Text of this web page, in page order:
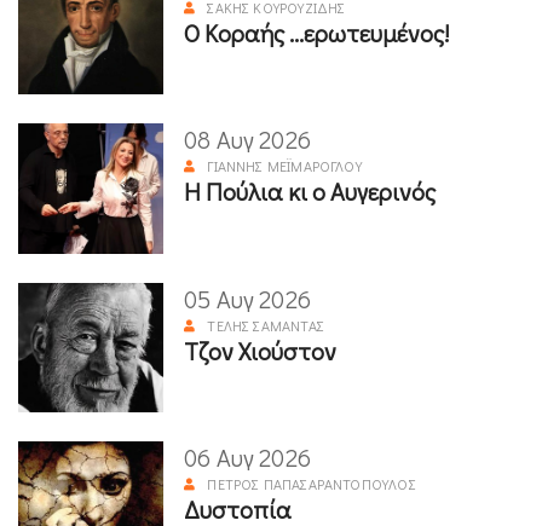
ΣΆΚΗΣ ΚΟΥΡΟΥΖΊΔΗΣ
Ο Κοραής ...ερωτευμένος!
08 Αυγ 2026
ΓΙΆΝΝΗΣ ΜΕΪΜΆΡΟΓΛΟΥ
Η Πούλια κι ο Αυγερινός
05 Αυγ 2026
ΤΈΛΗΣ ΣΑΜΑΝΤΆΣ
Τζον Χιούστον
06 Αυγ 2026
ΠΈΤΡΟΣ ΠΑΠΑΣΑΡΑΝΤΌΠΟΥΛΟΣ
Δυστοπία